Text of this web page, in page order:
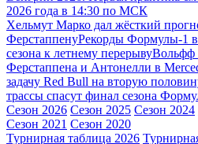
2026 года в 14:30 по МСК
Хельмут Марко дал жёсткий
ФерстаппенуРекорды Формулы-1
сезона к летнему перерывуВольфф
Ферстаппена и Антонелли в
задачу Red Bull на вторую
трассы спасут финал сезона
Сезон 2026 Сезон 2025 Сезон 2024
Сезон 2021 Сезон 2020
Турнирная таблица 2026